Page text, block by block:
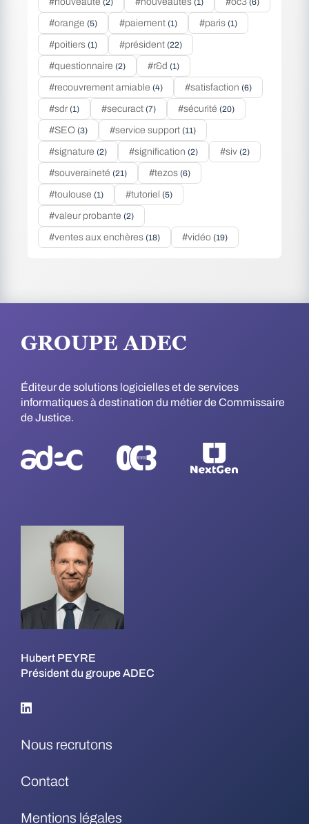
(2) (1) (6)
#orange (5) #paiement (1) #paris (1)
#poitiers (1) #président (22)
#questionnaire (2) #r&d (1)
#recouvrement amiable (4) #satisfaction (6)
#sdr (1) #securact (7) #sécurité (20)
#SEO (3) #service support (11)
#signature (2) #signification (2) #siv (2)
#souveraineté (21) #tezos (6)
#toulouse (1) #tutoriel (5)
#valeur probante (2)
#ventes aux enchères (18) #vidéo (19)
GROUPE ADEC
Éditeur de solutions logicielles et de services
informatiques à destination du métier de Commissaire
de Justice.
Hubert PEYRE
Président du groupe ADEC
Nous recrutons
Contact
Mentions légales